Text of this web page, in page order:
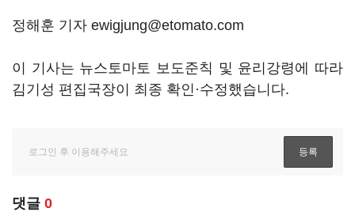
정해훈 기자 ewigjung@etomato.com
이 기사는 뉴스토마토 보도준칙 및 윤리강령에 따라
김기성 편집국장이 최종 확인·수정했습니다.
댓글 0